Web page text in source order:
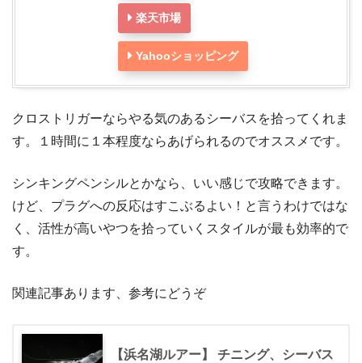
楽天市場
Yahooショッピング
クロストリガーならやる気のあるシーバスを拾ってくれま
す。１時間に１本程度ならあげられるのでオススメです。
シンキングペンシルとかなら、いい感じで攻略できます。
けど、プラグへの反応はすこぶるよい！と言うわけではな
く、活性が高いやつを拾っていくスタイルが最も効率的で
す。
関連記事あります、参考にどうぞ
【浜名湖ルアー】 チニング、シーバス